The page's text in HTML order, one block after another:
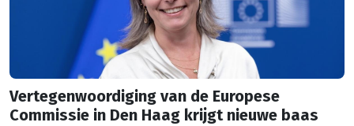
Vertegenwoordiging van de Europese
Commissie in Den Haag krijgt nieuwe baas